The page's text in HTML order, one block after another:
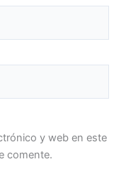
y web en este
comente.